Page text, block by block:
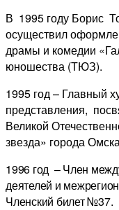
В 1995 году Борис
осуществил
драмы и комедии
юношества (ТЮЗ).
1995 год – Главный
представления,
Великой
звезда» города
1996 год – Член
деятелей и
Членский билет №37.